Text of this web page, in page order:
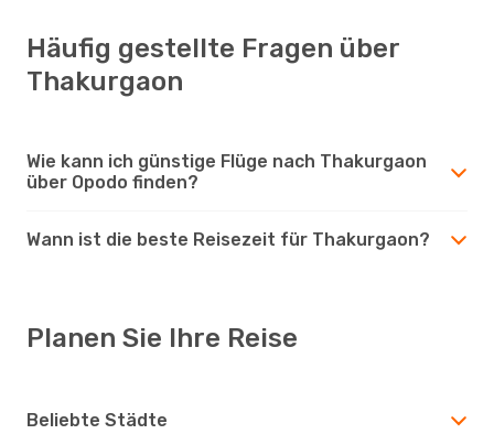
Häufig gestellte Fragen über
Thakurgaon
Wie kann ich günstige Flüge nach Thakurgaon
über Opodo finden?
Wann ist die beste Reisezeit für Thakurgaon?
Planen Sie Ihre Reise
Beliebte Städte